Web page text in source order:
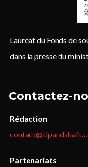
Lauréat du Fonds de
dans la presse du
Contactez-
Rédaction
Partenariats